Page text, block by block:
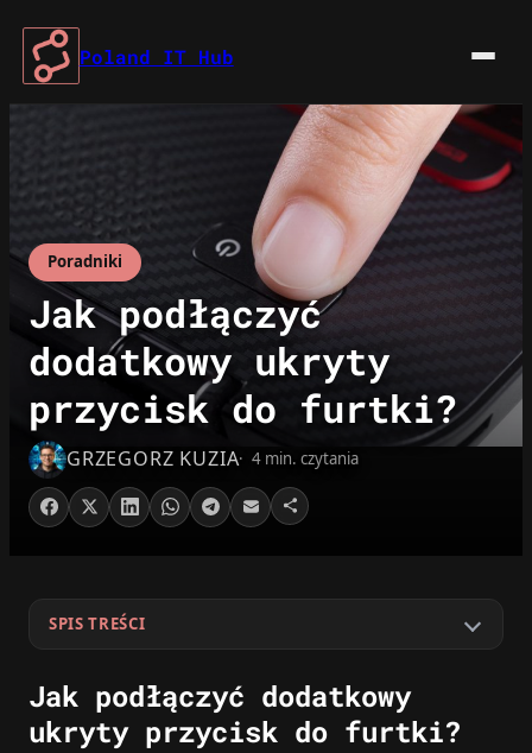
Przejdź
treści
Poland IT Hub
Poradniki
Jak podłączyć
dodatkowy ukryty
przycisk do furtki?
GRZEGORZ KUZIA 4 min. czytania
SPIS TREŚCI
Jak podłączyć dodatkowy
ukryty przycisk do furtki?